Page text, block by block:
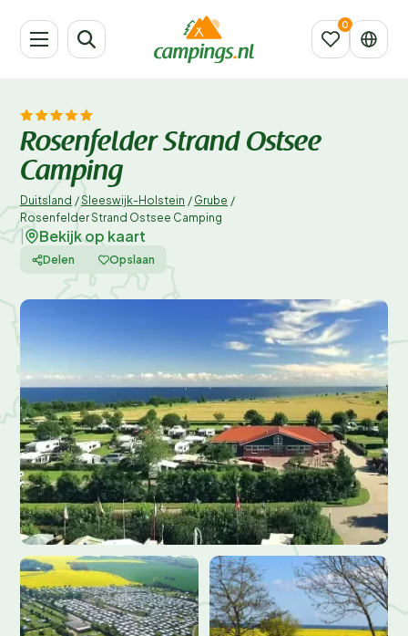
Rosenfelder Strand Ostsee
Camping
Duitsland /Sleeswijk-Holstein / Grube /
Rosenfelder Strand Ostsee Camping
Bekijk op kaart
Delen Opslaan